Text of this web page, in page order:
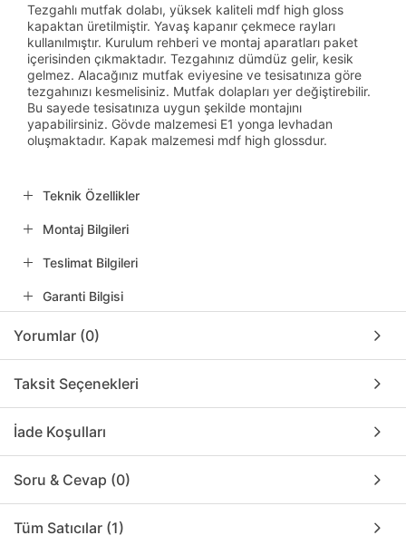
Tezgahlı mutfak dolabı, yüksek kaliteli mdf high gloss
kapaktan üretilmiştir. Yavaş kapanır çekmece rayları
kullanılmıştır. Kurulum rehberi ve montaj aparatları paket
içerisinden çıkmaktadır. Tezgahınız dümdüz gelir, kesik
gelmez. Alacağınız mutfak eviyesine ve tesisatınıza göre
tezgahınızı kesmelisiniz. Mutfak dolapları yer değiştirebilir.
Bu sayede tesisatınıza uygun şekilde montajını
yapabilirsiniz. Gövde malzemesi E1 yonga levhadan
oluşmaktadır. Kapak malzemesi mdf high glossdur.
Teknik Özellikler
Montaj Bilgileri
Teslimat Bilgileri
Garanti Bilgisi
Yorumlar (0)
Taksit Seçenekleri
İade Koşulları
Soru & Cevap (0)
Tüm Satıcılar (1)